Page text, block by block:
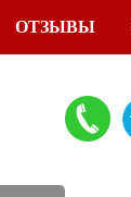
ОТЗЫВЫ